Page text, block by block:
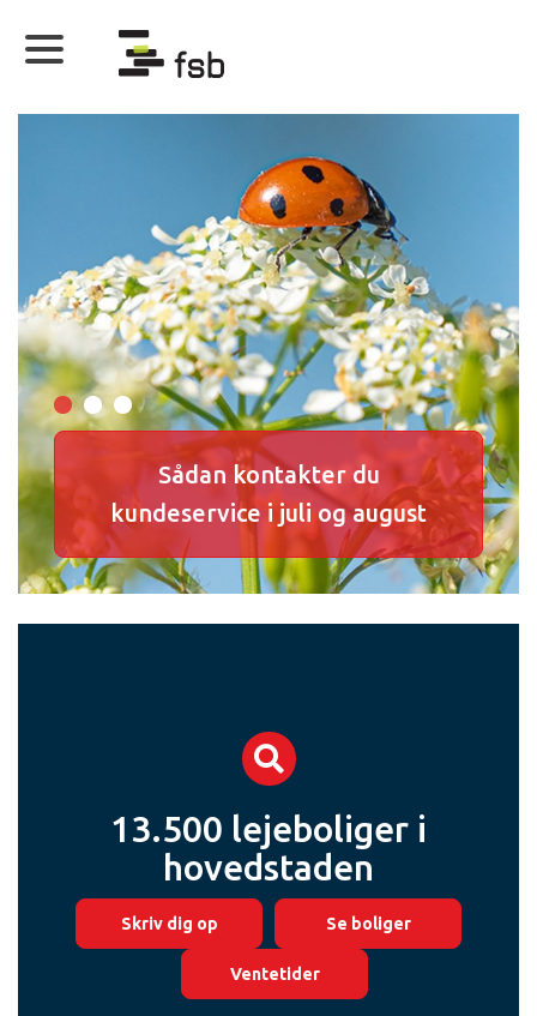
Sådan kontakter du
kundeservice i juli og august
13.500 lejeboliger i
hovedstaden
Skriv dig op Se boliger
Ventetider